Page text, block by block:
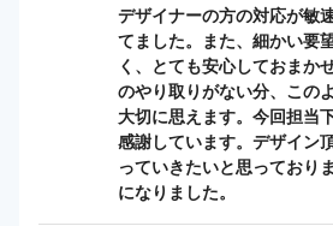
デザイナーの方の対応が敏
てました。また、細かい要
く、とても安心しておまか
のやり取りがない分、この
大切に思えます。今回担当
感謝しています。デザイン
っていきたいと思っており
になりました。